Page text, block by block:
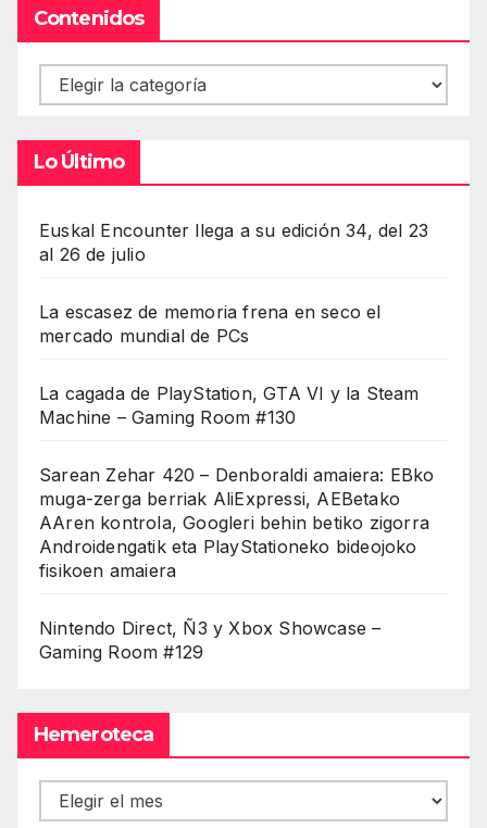
Contenidos
Contenidos
Lo Último
Euskal Encounter llega a su edición 34, del 23
al 26 de julio
La escasez de memoria frena en seco el
mercado mundial de PCs
La cagada de PlayStation, GTA VI y la Steam
Machine – Gaming Room #130
Sarean Zehar 420 – Denboraldi amaiera: EBko
muga-zerga berriak AliExpressi, AEBetako
AAren kontrola, Googleri behin betiko zigorra
Androidengatik eta PlayStationeko bideojoko
fisikoen amaiera
Nintendo Direct, Ñ3 y Xbox Showcase –
Gaming Room #129
Hemeroteca
Hemeroteca